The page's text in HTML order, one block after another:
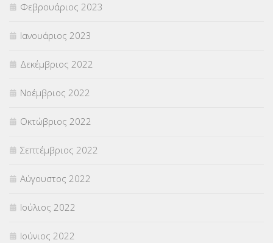
Φεβρουάριος 2023
Ιανουάριος 2023
Δεκέμβριος 2022
Νοέμβριος 2022
Οκτώβριος 2022
Σεπτέμβριος 2022
Αύγουστος 2022
Ιούλιος 2022
Ιούνιος 2022